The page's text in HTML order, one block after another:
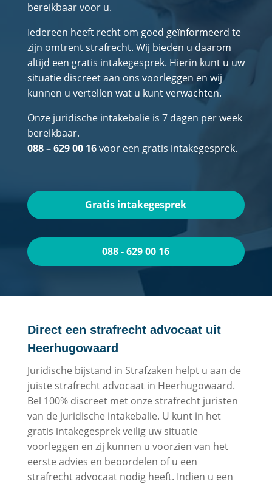
bereikbaar voor u.
Iedereen heeft recht om goed geïnformeerd te
zijn omtrent strafrecht. Wij bieden u daarom
altijd een gratis intakegesprek. Hierin kunt u uw
situatie discreet aan ons voorleggen en wij
kunnen u vertellen wat u kunt verwachten.
Onze juridische intakebalie is 7 dagen per week
bereikbaar.
088 – 629 00 16voor een gratis intakegesprek.
Gratis intakegesprek
088 - 629 00 16
Direct een strafrecht advocaat uit
Heerhugowaard
Juridische bijstand in Strafzaken helpt u aan de
juiste strafrecht advocaat in Heerhugowaard.
Bel 100% discreet met onze strafrecht juristen
van de juridische intakebalie. U kunt in het
gratis intakegesprek veilig uw situatie
voorleggen en zij kunnen u voorzien van het
eerste advies en beoordelen of u een
strafrecht advocaat nodig heeft. Indien u een